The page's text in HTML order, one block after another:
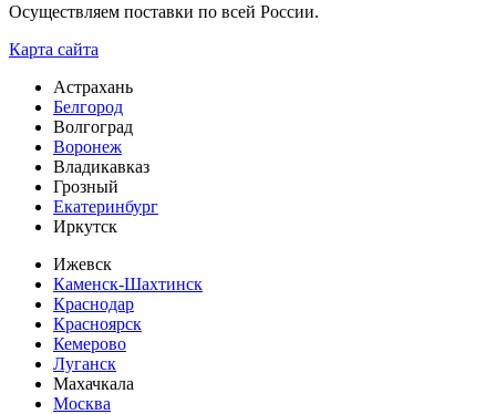
Осуществляем поставки по всей России.
Карта сайта
Астрахань
Белгород
Волгоград
Воронеж
Владикавказ
Грозный
Екатеринбург
Иркутск
Ижевск
Каменск-Шахтинск
Краснодар
Красноярск
Кемерово
Луганск
Махачкала
Москва